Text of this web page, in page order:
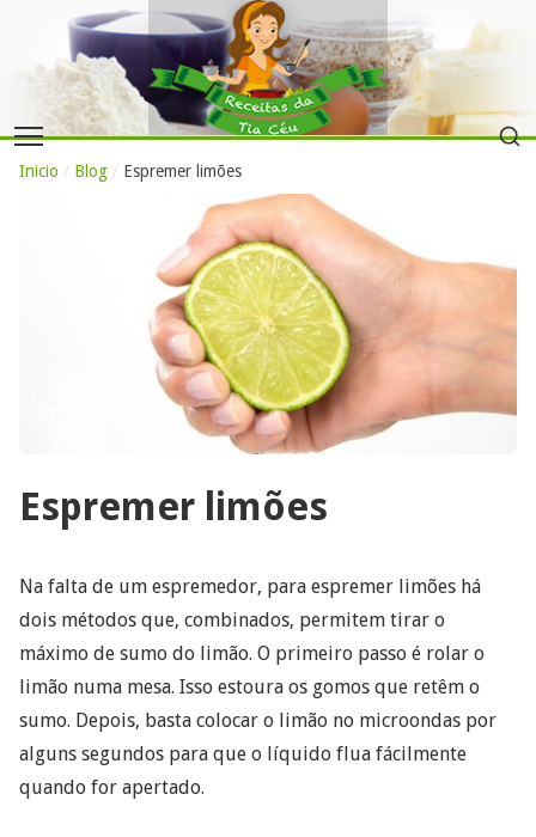
Inicio / Blog / Espremer limões
Espremer limões
Na falta de um espremedor, para espremer limões há
dois métodos que, combinados, permitem tirar o
máximo de sumo do limão. O primeiro passo é rolar o
limão numa mesa. Isso estoura os gomos que retêm o
sumo. Depois, basta colocar o limão no microondas por
alguns segundos para que o líquido flua fácilmente
quando for apertado.